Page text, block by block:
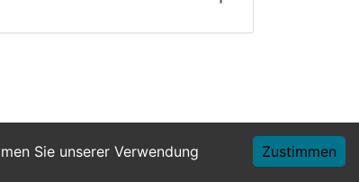
Sie unserer Verwendung
Zustimmen